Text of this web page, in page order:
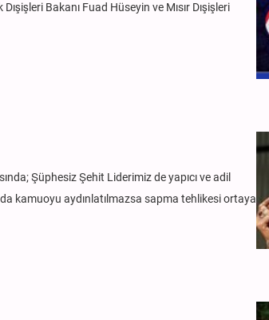
Bakanı Fuad Hüseyin ve Mısır Dışişleri
Şüphesiz Şehit Liderimiz de yapıcı ve adil
kamuoyu aydınlatılmazsa sapma tehlikesi ortaya